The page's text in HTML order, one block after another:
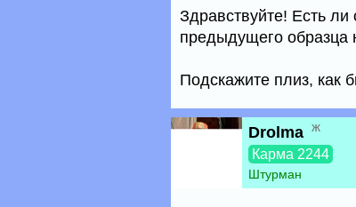
Здравствуйте! Есть
предыдущего образца
Подскажите плиз, как
Drolma ж
Карма 2244
Штурман